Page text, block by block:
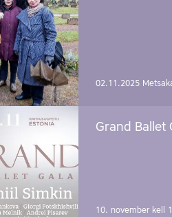
02.11.2025
Grand Ballet
10. november kell